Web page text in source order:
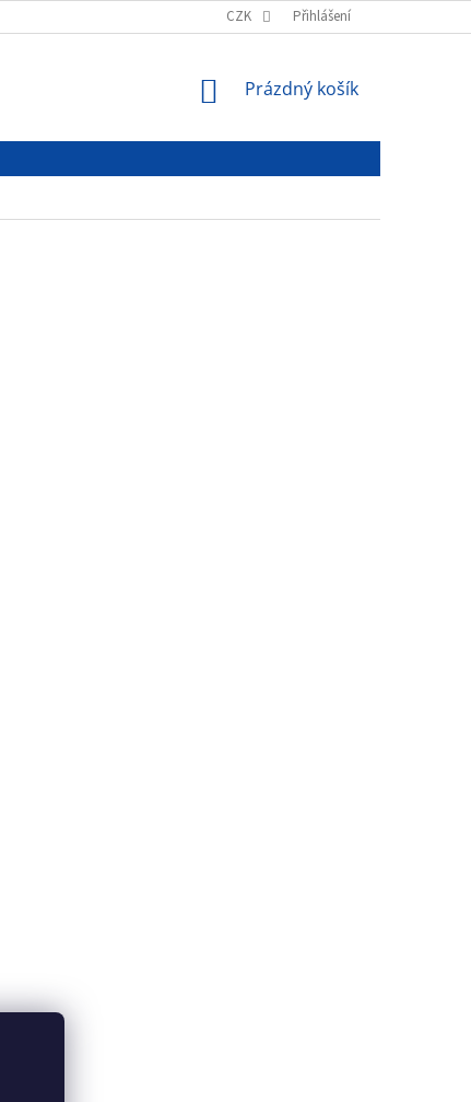
PODMÍNKY OCHRANY OSOBNÍCH ÚDAJŮ
CZK Přihlášení
NÁKUPNÍ
Prázdný košík